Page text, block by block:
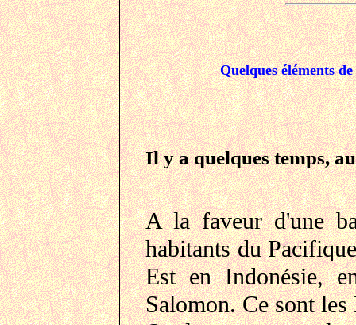
Quelques éléments
Il y a quelques temps,
A la faveur d'une
habitants du
Est en Indonésie,
Salomon. Ce sont les